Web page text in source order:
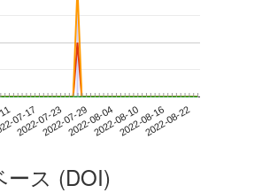
07-17
2022-07-232022-07-292022-08-042022-08-102022-08-162022-08-22
ース (DOI)